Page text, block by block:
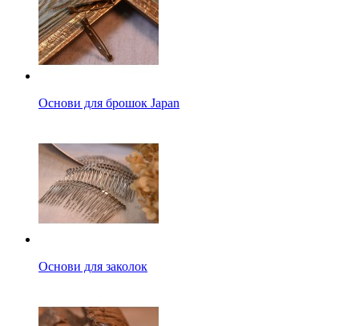
Основи для брошок Japan
Основи для заколок